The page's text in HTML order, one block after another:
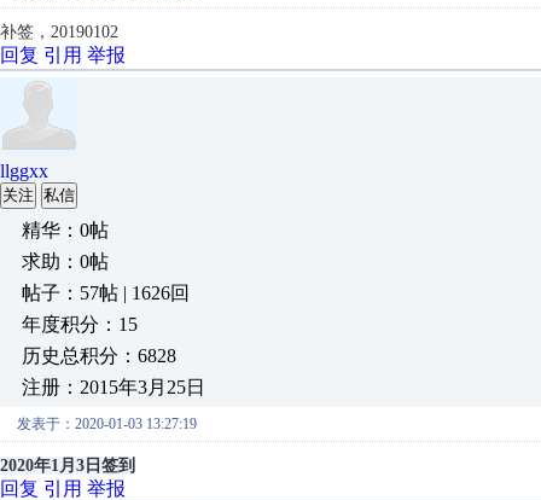
补签，20190102
回复 引用 举报
llggxx
关注 私信
精华：0帖
求助：0帖
帖子：57帖 | 1626回
年度积分：15
历史总积分：6828
注册：2015年3月25日
发表于：2020-01-03 13:27:19
2020年1月3日签到
回复 引用 举报